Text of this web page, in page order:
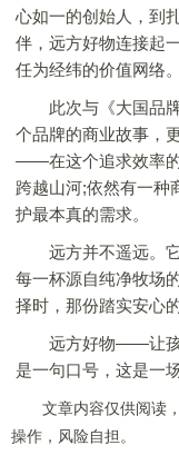
心如一的创始人，到
伴，远方好物连接起
任为经纬的价值网络。
此次与《大国品牌
个品牌的商业故事，
——在这个追求效率的
跨越山河;依然有一种
护最本真的需求。
远方并不遥远。它
每一杯源自纯净牧场
择时，那份踏实安心
远方好物——让孩子
是一句口号，这是一
文章内容仅供阅读，
操作，风险自担。